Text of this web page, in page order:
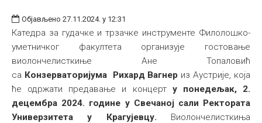
Издаваштво
Библиотека
Студенти
Међународна
Објављено 27.11.2024. у 12:31
Катедра за гудачке и трзачке инструменте Филолошко-
уметничког факултета организује гостовање
виолончелисткиње Ане Топаловић
са Конзерваторијума Рихард Вагнер из Аустрије, која
ће одржати предавање и концерт у понедељак, 2.
децембра 2024. године у Свечаној сали Ректората
Универзитета у Крагујевцу. Виолончелисткиња